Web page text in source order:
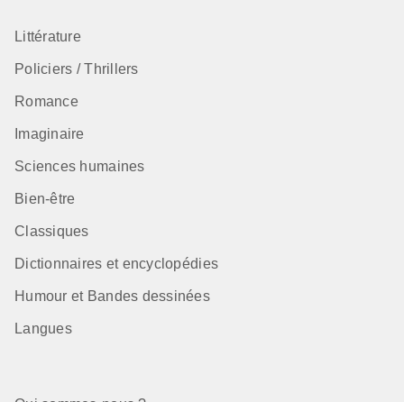
Littérature
Policiers / Thrillers
Romance
Imaginaire
Sciences humaines
Bien-être
Classiques
Dictionnaires et encyclopédies
Humour et Bandes dessinées
Langues